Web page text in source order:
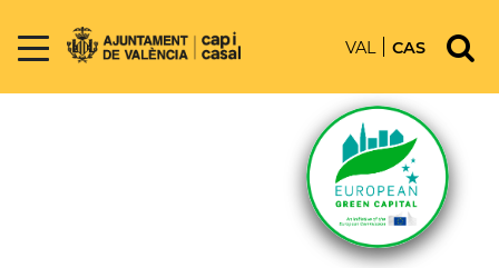
VAL CAS